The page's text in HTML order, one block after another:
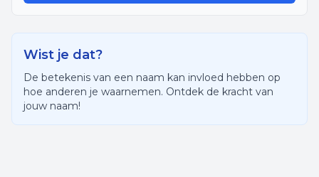
Wist je dat?
De betekenis van een naam kan invloed hebben op
hoe anderen je waarnemen. Ontdek de kracht van
jouw naam!